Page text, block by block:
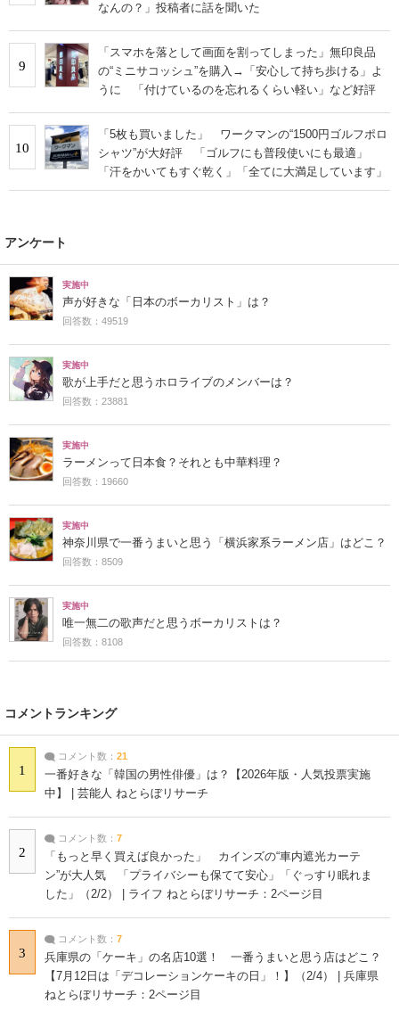
なんの？」投稿者に話を聞いた
9
「スマホを落として画面を割ってしまった」無印良品
の“ミニサコッシュ”を購入→「安心して持ち歩ける」よ
うに 「付けているのを忘れるくらい軽い」など好評
10
「5枚も買いました」 ワークマンの“1500円ゴルフポロ
シャツ”が大好評 「ゴルフにも普段使いにも最適」
「汗をかいてもすぐ乾く」「全てに大満足しています」
アンケート
実施中
声が好きな「日本のボーカリスト」は？
回答数：49519
実施中
歌が上手だと思うホロライブのメンバーは？
回答数：23881
実施中
ラーメンって日本食？それとも中華料理？
回答数：19660
実施中
神奈川県で一番うまいと思う「横浜家系ラーメン店」はどこ？
回答数：8509
実施中
唯一無二の歌声だと思うボーカリストは？
回答数：8108
コメントランキング
1
コメント数： 21
一番好きな「韓国の男性俳優」は？【2026年版・人気投票実施
中】 | 芸能人 ねとらぼリサーチ
2
コメント数： 7
「もっと早く買えば良かった」 カインズの“車内遮光カーテ
ン”が大人気 「プライバシーも保てて安心」「ぐっすり眠れま
した」（2/2） | ライフ ねとらぼリサーチ：2ページ目
3
コメント数： 7
兵庫県の「ケーキ」の名店10選！ 一番うまいと思う店はどこ？
【7月12日は「デコレーションケーキの日」！】（2/4） | 兵庫県
ねとらぼリサーチ：2ページ目